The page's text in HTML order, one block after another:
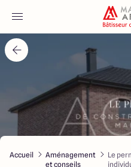
Accueil
Nos maisons
Nos annonces
Votre projet
Accueil
Aménagement
et conseils
Le